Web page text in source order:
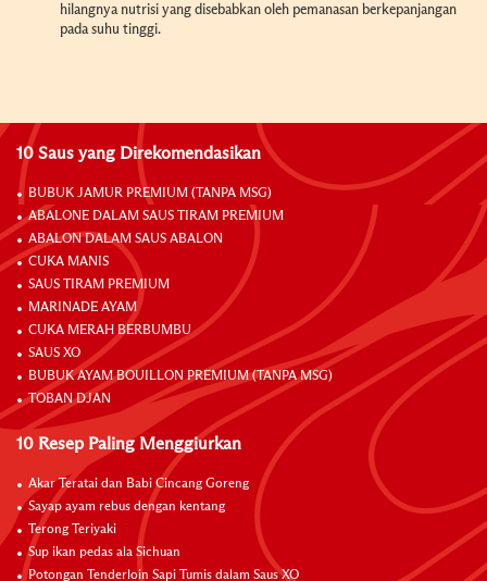
hilangnya nutrisi yang disebabkan oleh pemanasan berkepanjangan
pada suhu tinggi.
10 Saus yang Direkomendasikan
BUBUK JAMUR PREMIUM (TANPA MSG)
ABALONE DALAM SAUS TIRAM PREMIUM
ABALON DALAM SAUS ABALON
CUKA MANIS
SAUS TIRAM PREMIUM
MARINADE AYAM
CUKA MERAH BERBUMBU
SAUS XO
BUBUK AYAM BOUILLON PREMIUM (TANPA MSG)
TOBAN DJAN
10 Resep Paling Menggiurkan
Akar Teratai dan Babi Cincang Goreng
Sayap ayam rebus dengan kentang
Terong Teriyaki
Sup ikan pedas ala Sichuan
Potongan Tenderloin Sapi Tumis dalam Saus XO